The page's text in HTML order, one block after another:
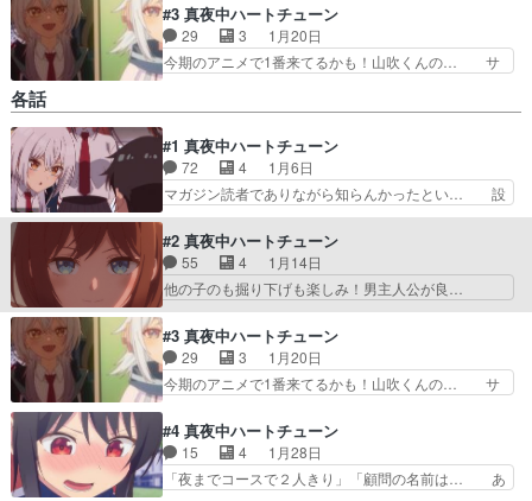
#3 真夜中ハートチューン
29 3
1月20日
今期のアニメで1番来てるかも！山吹くんの… サ
完了致しました。週間少年ジャンプ… んー(;＞_
＜;)個人的には…痒い所に手… 五等分でないだけ
の良くある展開。前回も呟… Vtuberに男の影が見
えたらダメじゃな… 待ちに待ったイコ回！(俺は
イコ推し)あれ… 4人の着替えを覗いた有栖が、貴
様らアホか…
各話
#1 真夜中ハートチューン
72 4
1月6日
マガジン読者でありながら知らんかったとい… 設
定がゆるい気がするけど、面白くなるので… 題材
も内容もクソつまらんしクソきしょいこ… なんだ
この主人公って感じだったが雑用係受… おハナシ
のネタとしては若干、五等分の花嫁… 全員ホント
声ピッタリですごいんすよね…ブ… 0'30"...講談
たーーーーーッッッ… 最後の引きは良かった。自
分に合うかどうか… やりたいことは非常に伝わっ
てきた。複数ヒ…
#2 真夜中ハートチューン
55 4
1月14日
他の子のも掘り下げも楽しみ！男主人公が良…
「日芽川寧々は耳に出る」・演奏シーンはう… 有
栖は言動がヤバいところあるがwwただみ… あと
歌手目指してるのに路上ライブやれと言… 主人公
にいらいらしないアニメはストレスな… OPもED
もどっちも神だけど特にEDが好… これもう作画
るな。そこそこ面白いんだけ… 原作普通の色じゃ
ん？？？ネタバレですけど… やっぱ俺は山吹が大
好きだわラブコメの主人…
#3 真夜中ハートチューン
29 3
1月20日
今期のアニメで1番来てるかも！山吹くんの… サ
ちゃんの探偵ごっこ楽しいw山吹の秘密… 個人的
な体感の話ですけどヒロインとモブ女… 事実確認
完了致しました。週間少年ジャンプ… んー(;＞_
＜;)個人的には…痒い所に手… 五等分でないだけ
#4 真夜中ハートチューン
15 4
1月28日
「夜までコースで２人きり」「顧問の名前は… あ